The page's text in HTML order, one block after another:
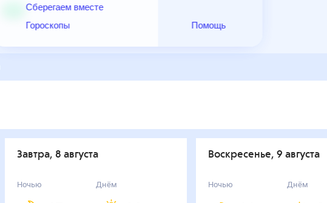
Сберегаем вместе
Гороскопы
Помощь
9м/с
Завтра, 8 августа
Ночью Днём
воскресенье, 9 августа
Ночью Днём